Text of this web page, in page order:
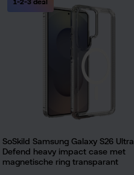
1-2-3 deal
SoSkild Samsung Galaxy S26 Ultra
Defend heavy impact case met
magnetische ring transparant